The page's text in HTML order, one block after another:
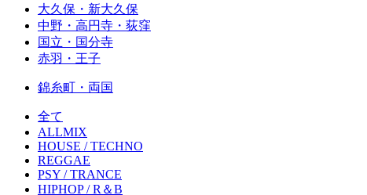
大久保・新大久保
中野・高円寺・荻窪
国立・国分寺
赤羽・王子
錦糸町・両国
全て
ALLMIX
HOUSE / TECHNO
REGGAE
PSY / TRANCE
HIPHOP / R＆B